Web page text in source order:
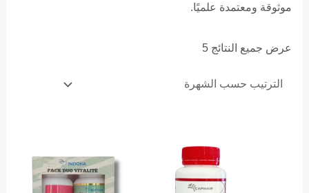
موثوقة ومعتمدة علميًا.
عرض جميع النتائج 5
popularity